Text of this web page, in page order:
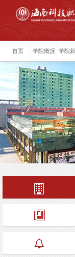
首页 学院概况 学院